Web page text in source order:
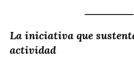
La iniciativa que
actividad